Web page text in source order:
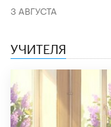
3 АВГУСТА
УЧИТЕЛЯ